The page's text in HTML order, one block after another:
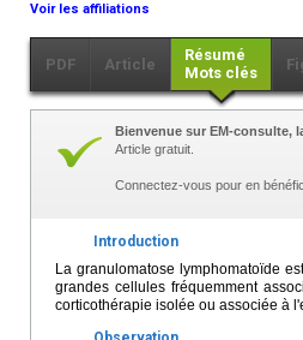
Voir les affiliations
PDF Article
Résumé
Mots clés
Bienvenue sur EM-consulte,
Article gratuit.
Connectez-vous pour en
Introduction
La granulomatose lymphomatoïde
grandes cellules fréquemment
corticothérapie isolée ou associée à